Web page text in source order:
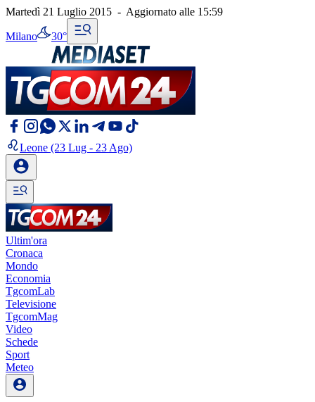
Martedì 21 Luglio 2015 - Aggiornato alle 15:59
Milano 30°
Leone (23 Lug - 23 Ago)
Ultim'ora
Cronaca
Mondo
Economia
TgcomLab
Televisione
TgcomMag
Video
Schede
Sport
Meteo